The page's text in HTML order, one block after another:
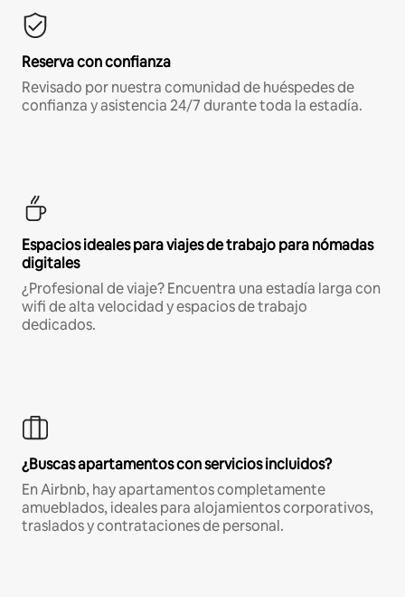
Reserva con confianza
Revisado por nuestra comunidad de huéspedes de
confianza y asistencia 24/7 durante toda la estadía.
Espacios ideales para viajes de trabajo para nómadas
digitales
¿Profesional de viaje? Encuentra una estadía larga con
wifi de alta velocidad y espacios de trabajo
dedicados.
¿Buscas apartamentos con servicios incluidos?
En Airbnb, hay apartamentos completamente
amueblados, ideales para alojamientos corporativos,
traslados y contrataciones de personal.